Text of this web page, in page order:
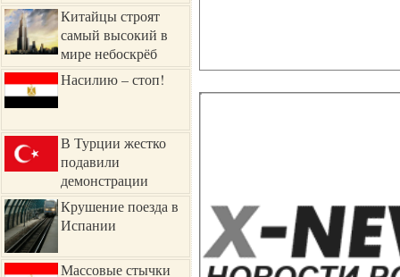
Китайцы строят
самый высокий в
мире небоскрёб
Насилию – стоп!
В Турции жестко
подавили
демонстрации
Крушение поезда в
Испании
Массовые стычки